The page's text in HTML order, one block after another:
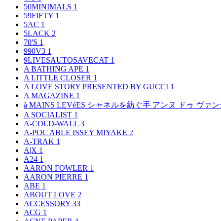
50MINIMALS 1
59FIFTY 1
5AC 1
5LACK 2
70'S 1
990V3 1
9LIVESAUTOSAVECAT 1
A BATHING APE 1
A LITTLE CLOSER 1
A LOVE STORY PRESENTED BY GUCCI 1
A MAGAZINE 1
à MAINS LEVéES シャネルを紡ぐ手 アンヌ ドゥ ヴァ
A SOCIALIST 1
A-COLD-WALL 3
A-POC ABLE ISSEY MIYAKE 2
A-TRAK 1
A|X 1
A24 1
AARON FOWLER 1
AARON PIERRE 1
ABE 1
ABOUT LOVE 2
ACCESSORY 33
ACG 1